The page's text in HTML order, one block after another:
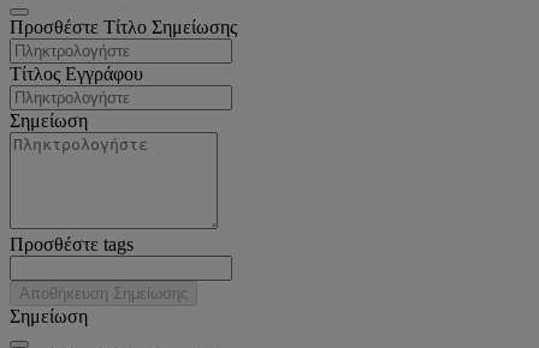
Προσθέστε Τίτλο Σημείωσης
Τίτλος Εγγράφου
Σημείωση
Προσθέστε tags
Αποθήκευση Σημείωσης
Σημείωση